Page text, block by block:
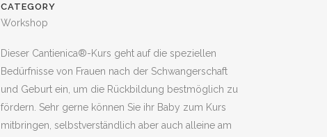
CATEGORY
Workshop
Dieser Cantienica®-Kurs geht auf die speziellen
Bedürfnisse von Frauen nach der Schwangerschaft
und Geburt ein, um die Rückbildung bestmöglich zu
fördern. Sehr gerne können Sie ihr Baby zum Kurs
mitbringen, selbstverständlich aber auch alleine am